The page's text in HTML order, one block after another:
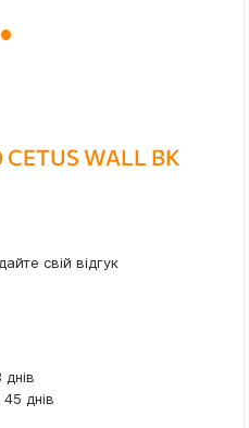
WALL BK
свій відгук
днів